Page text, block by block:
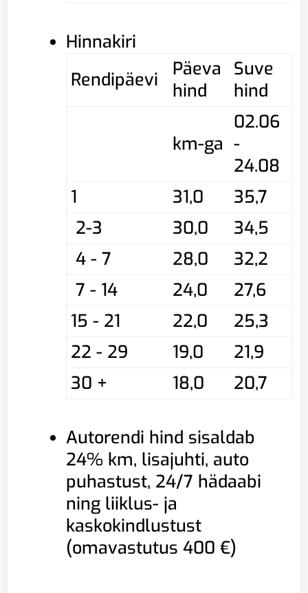
Hinnakiri
Rendipäevi
Päeva
hind
Suve
hind
km-ga
02.06
-
24.08
1
31,0
35,7
2-3
30,0
34,5
4 - 7
28,0
32,2
7 - 14
24,0
27,6
15 - 21
22,0
25,3
22 - 29
19,0
21,9
30 +
18,0 20,7
Autorendi hind sisaldab
24% km, lisajuhti, auto
puhastust, 24/7 hädaabi
ning liiklus- ja
kaskokindlustust
(omavastutus 400 €)